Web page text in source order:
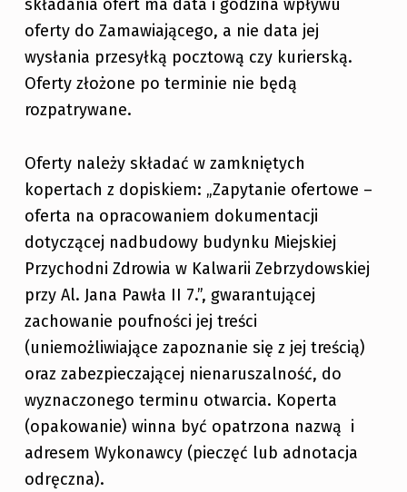
składania ofert ma data i godzina wpływu
oferty do Zamawiającego, a nie data jej
wysłania przesyłką pocztową czy kurierską.
Oferty złożone po terminie nie będą
rozpatrywane.
Oferty należy składać w zamkniętych
kopertach z dopiskiem: „Zapytanie ofertowe –
oferta na opracowaniem dokumentacji
dotyczącej nadbudowy budynku Miejskiej
Przychodni Zdrowia w Kalwarii Zebrzydowskiej
przy Al. Jana Pawła II 7.”, gwarantującej
zachowanie poufności jej treści
(uniemożliwiające zapoznanie się z jej treścią)
oraz zabezpieczającej nienaruszalność, do
wyznaczonego terminu otwarcia. Koperta
(opakowanie) winna być opatrzona nazwą i
adresem Wykonawcy (pieczęć lub adnotacja
odręczna).